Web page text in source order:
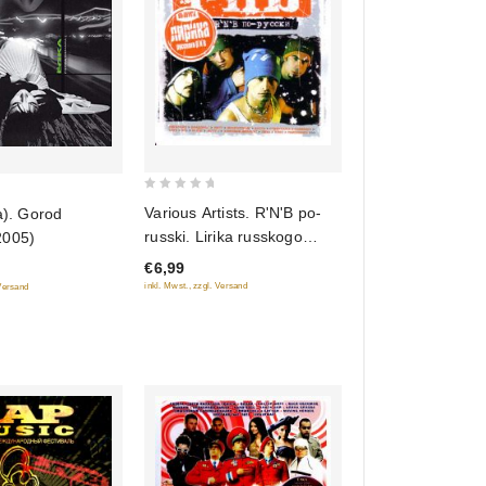
Gorod
of
5
Various Artists. R'N'B po-
russki. Lirika russkogo
R'N'B
€6,99
inkl. Mwst., zzgl. Versand